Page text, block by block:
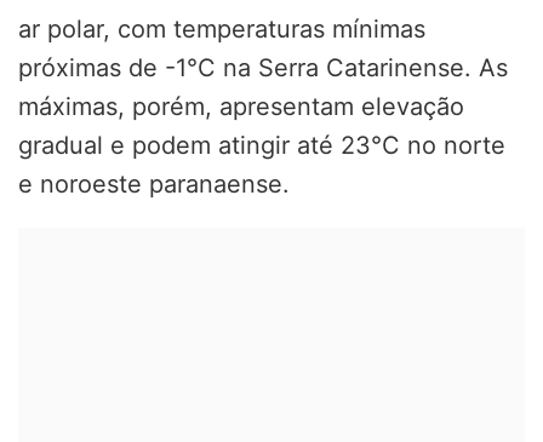
ar polar, com temperaturas mínimas
próximas de -1°C na Serra Catarinense. As
máximas, porém, apresentam elevação
gradual e podem atingir até 23°C no norte
e noroeste paranaense.